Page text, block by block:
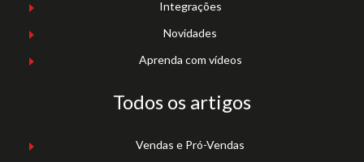
Integrações
Novidades
Aprenda com vídeos
Todos os artigos
Vendas e Pró-Vendas